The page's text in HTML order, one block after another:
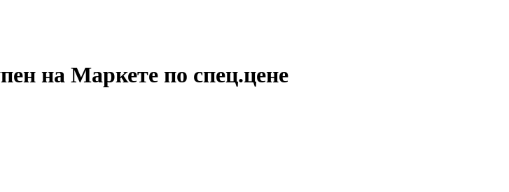
на Маркете по спец.цене